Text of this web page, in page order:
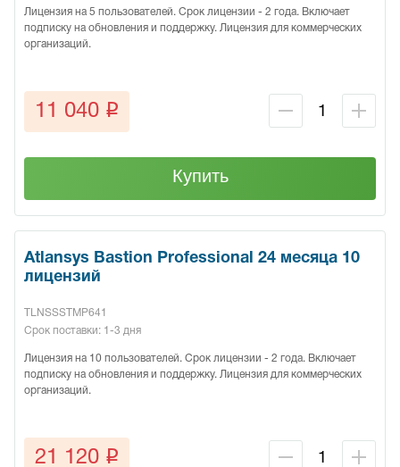
Лицензия на 5 пользователей. Срок лицензии - 2 года. Включает
подписку на обновления и поддержку. Лицензия для коммерческих
организаций.
11 040 q
Купить
Atlansys Bastion Professional 24 месяца 10
лицензий
TLNSSSTMP641
Срок поставки: 1-3 дня
Лицензия на 10 пользователей. Срок лицензии - 2 года. Включает
подписку на обновления и поддержку. Лицензия для коммерческих
организаций.
21 120 q